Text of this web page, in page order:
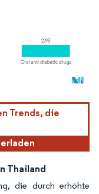
Namensnennung gemäß
Trends, die
Thailand
die durch erhöhte